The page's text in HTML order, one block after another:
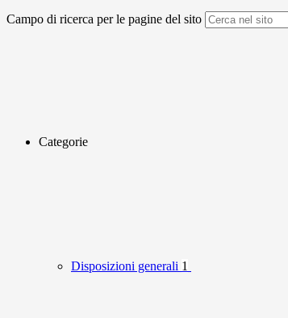
Campo di ricerca per le pagine del sito
Categorie
Disposizioni generali 1